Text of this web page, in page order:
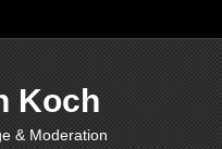
Koch
& Moderation